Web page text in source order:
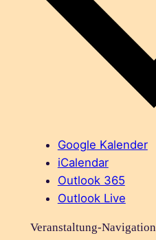
Google Kalender
iCalendar
Outlook 365
Outlook Live
Veranstaltung-Navigation